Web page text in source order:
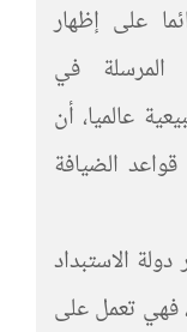
على إظهار
المرسلة في
عالميا، أن
الضيافة
الاستبداد
فهي تعمل على